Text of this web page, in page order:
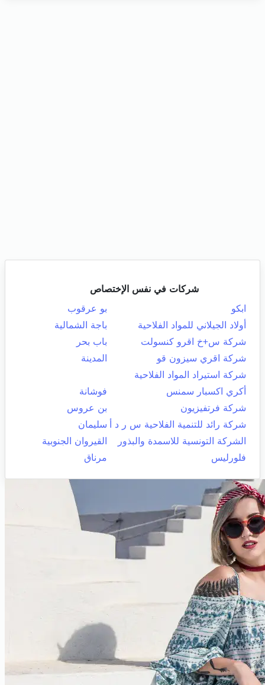
شركات في نفس الإختصاص
ابكو
بو عرقوب
أولاد الجيلاني للمواد الفلاحية
باجة الشمالية
شركة س+خ اقرو كنسولت
باب بحر
شركة اقري سيزون قو
المدينة
شركة استيراد المواد الفلاحية
أكري اكسبار سمنس
فوشانة
شركة فرتفيزيون
بن عروس
شركة رائد للتنمية الفلاحية س ر د أ
سليمان
الشركة التونسية للاسمدة والبذور
القيروان الجنوبية
فلورليس
مرناق